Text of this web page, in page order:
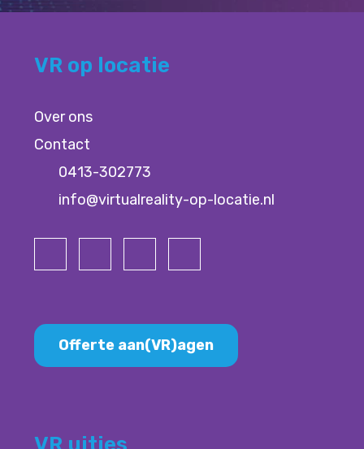
VR op locatie
Over ons
Contact
0413-302773
info@virtualreality-op-locatie.nl
Offerte aan(VR)agen